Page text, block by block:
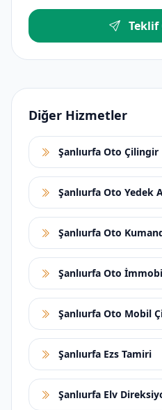
Teklif
Diğer Hizmetler
Şanlıurfa Oto Çilingir
Şanlıurfa Oto Yedek
Şanlıurfa Oto
Şanlıurfa Oto
Şanlıurfa Oto Mobil
Şanlıurfa Ezs Tamiri
Şanlıurfa Elv